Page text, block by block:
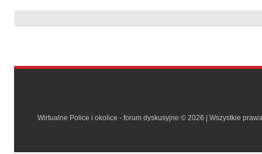
Wirtualne Police i okolice - forum dyskusyjne © 2026 | Wszystkie